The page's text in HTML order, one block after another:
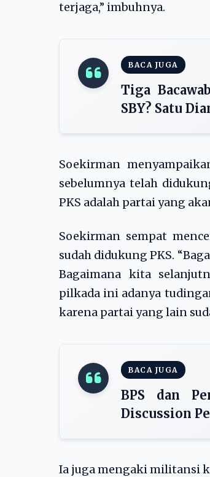
terjaga,” imbuhnya.
BACA JUGA
Tiga
SBY? Satu
Soekirman
sebelumnya telah
PKS adalah partai yang
Soekirman sempat
sudah didukung PKS.
Bagaimana kita
pilkada ini adanya
karena partai yang lain
BACA JUGA
BPS dan
Discussion
Ia juga mengaki militansi